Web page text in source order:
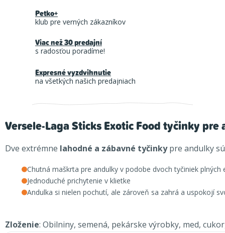
Petko+
klub pre verných zákazníkov
Viac než 30 predajní
s radosťou poradíme!
Expresné vyzdvihnutie
na všetkých našich predajniach
Versele-Laga Sticks Exotic Food tyčinky pre
Dve extrémne lahodné a zábavné tyčinkypre andulky
Chutná maškrta pre andulky v podobe dvoch tyčiniek
Jednoduché prichytenie v klietke
Andulka si nielen pochutí, ale zároveň sa zahrá a uspokojí
Zloženie: Obilniny, semená, pekárske výrobky, med,